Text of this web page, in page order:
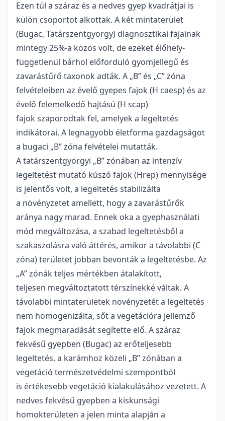
Ezen túl a száraz és a nedves gyep kvadrátjai is
külön csoportot alkottak. A két mintaterület
(Bugac, Tatárszentgyörgy) diagnosztikai fajainak
mintegy 25%-a közös volt, de ezeket élőhely-
függetlenül bárhol előforduló gyomjellegű és
zavarástűrő taxonok adták. A „B” és „C” zóna
felvételeiben az évelő gyepes fajok (H caesp) és az
évelő felemelkedő hajtású (H scap)
fajok szaporodtak fel, amelyek a legeltetés
indikátorai. A legnagyobb életforma gazdagságot
a bugaci „B” zóna felvételei mutatták.
A tatárszentgyörgyi „B” zónában az intenzív
legeltetést mutató kúszó fajok (Hrep) mennyisége
is jelentős volt, a legeltetés stabilizálta
a növényzetet amellett, hogy a zavarástűrők
aránya nagy marad. Ennek oka a gyephasználati
mód megváltozása, a szabad legeltetésből a
szakaszolásra való áttérés, amikor a távolabbi (C
zóna) területet jobban bevonták a legeltetésbe. Az
„A” zónák teljes mértékben átalakított,
teljesen megváltoztatott térszínekké váltak. A
távolabbi mintaterületek növényzetét a legeltetés
nem homogenizálta, sőt a vegetációra jellemző
fajok megmaradását segítette elő. A száraz
fekvésű gyepben (Bugac) az erőteljesebb
legeltetés, a karámhoz közeli „B” zónában a
vegetáció természetvédelmi szempontból
is értékesebb vegetáció kialakulásához vezetett. A
nedves fekvésű gyepben a kiskunsági
homokterületen a jelen minta alapján a